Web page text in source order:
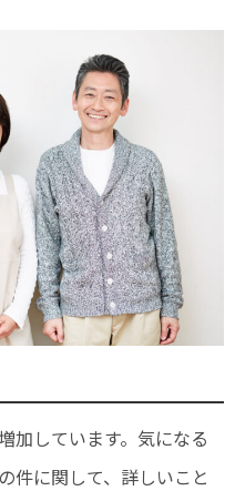
加しています。気になる
件に関して、詳しいこと